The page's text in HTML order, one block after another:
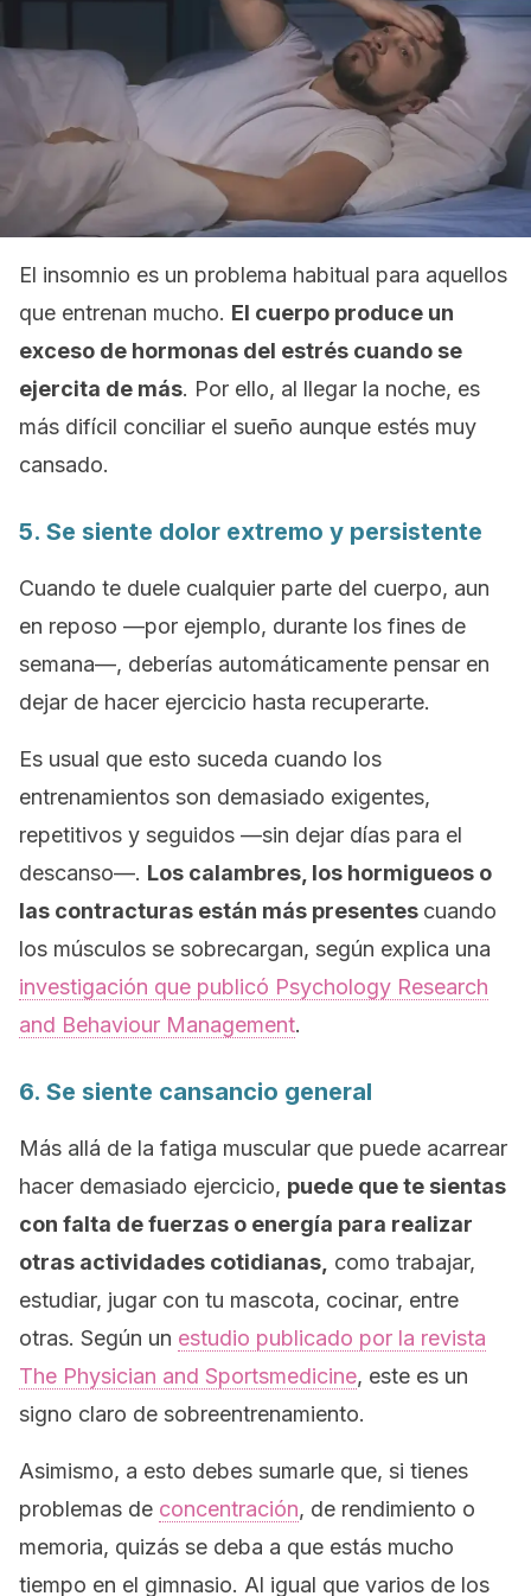
El insomnio es un problema habitual para aquellos
que entrenan mucho. El cuerpo produce un
exceso de hormonas del estrés cuando se
ejercita de más. Por ello, al llegar la noche, es
más difícil conciliar el sueño aunque estés muy
cansado.
5. Se siente dolor extremo y persistente
Cuando te duele cualquier parte del cuerpo, aun
en reposo —por ejemplo, durante los fines de
semana—, deberías automáticamente pensar en
dejar de hacer ejercicio hasta recuperarte.
Es usual que esto suceda cuando los
entrenamientos son demasiado exigentes,
repetitivos y seguidos —sin dejar días para el
descanso—. Los calambres, los hormigueos o
las contracturas están más presentes cuando
los músculos se sobrecargan, según explica una
investigación que publicó Psychology Research
and Behaviour Management.
6. Se siente cansancio general
Más allá de la fatiga muscular que puede acarrear
hacer demasiado ejercicio, puede que te sientas
con falta de fuerzas o energía para realizar
otras actividades cotidianas, como trabajar,
estudiar, jugar con tu mascota, cocinar, entre
otras. Según un estudio publicado por la revista
The Physician and Sportsmedicine, este es un
signo claro de sobreentrenamiento.
Asimismo, a esto debes sumarle que, si tienes
problemas de concentración, de rendimiento o
memoria, quizás se deba a que estás mucho
tiempo en el gimnasio. Al igual que varios de los